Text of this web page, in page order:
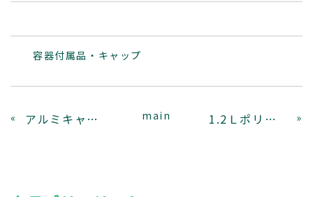
容器付属品・キャップ
« アルミキャップ main 1.2Ｌポリビン用キャップ »